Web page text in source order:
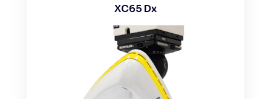
XC65 Dx